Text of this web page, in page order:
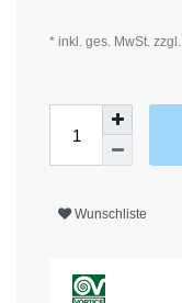
* inkl. ges. MwSt. zzgl.
Wunschliste